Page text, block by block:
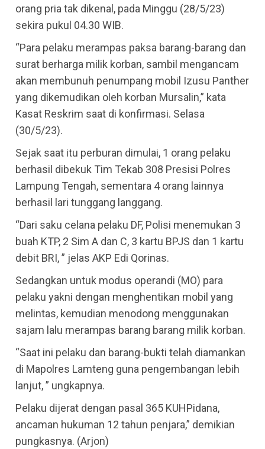
orang pria tak dikenal, pada Minggu (28/5/23)
sekira pukul 04.30 WIB.
“Para pelaku merampas paksa barang-barang dan
surat berharga milik korban, sambil mengancam
akan membunuh penumpang mobil Izusu Panther
yang dikemudikan oleh korban Mursalin,” kata
Kasat Reskrim saat di konfirmasi. Selasa
(30/5/23).
Sejak saat itu perburan dimulai, 1 orang pelaku
berhasil dibekuk Tim Tekab 308 Presisi Polres
Lampung Tengah, sementara 4 orang lainnya
berhasil lari tunggang langgang.
“Dari saku celana pelaku DF, Polisi menemukan 3
buah KTP, 2 Sim A dan C, 3 kartu BPJS dan 1 kartu
debit BRI, ” jelas AKP Edi Qorinas.
Sedangkan untuk modus operandi (MO) para
pelaku yakni dengan menghentikan mobil yang
melintas, kemudian menodong menggunakan
sajam lalu merampas barang barang milik korban.
“Saat ini pelaku dan barang-bukti telah diamankan
di Mapolres Lamteng guna pengembangan lebih
lanjut, ” ungkapnya.
Pelaku dijerat dengan pasal 365 KUHPidana,
ancaman hukuman 12 tahun penjara,” demikian
pungkasnya. (Arjon)